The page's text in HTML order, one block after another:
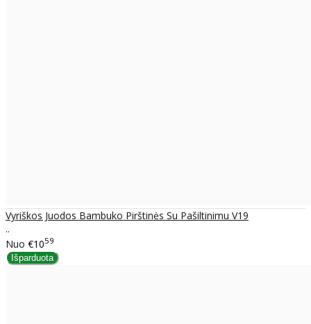
Vyriškos Juodos Bambuko Pirštinės Su Pašiltinimu V19
..
Nuo €1059